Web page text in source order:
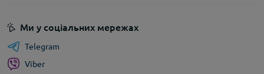
Ми у соціальних мережах
Telegram
Viber